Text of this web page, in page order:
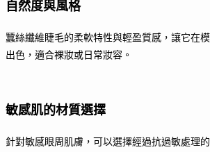
自然度與風格
蠶絲纖維睫毛的柔軟特性與輕盈質感，讓它在
出色，適合裸妝或日常妝容。
敏感肌的材質選擇
針對敏感眼周肌膚，可以選擇經過抗過敏處理